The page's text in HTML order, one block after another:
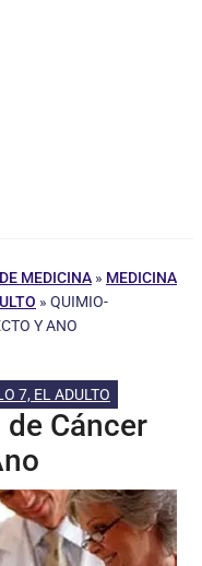
MEDICINA » MEDICINA
» QUIMIO-
Y ANO
7, EL ADULTO
Cáncer